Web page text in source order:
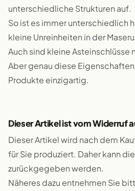
unterschiedliche Strukturen auf.
So ist es immer unterschiedlich
kleine Unreinheiten in der
Auch sind kleine Asteinschlüsse
Aber genau diese
Produkte einzigartig.
Dieser Artikel ist vom Widerruf
Dieser Artikel wird nach dem
für Sie produziert. Daher kann
zurückgegeben werden.
Näheres dazu entnehmen Sie